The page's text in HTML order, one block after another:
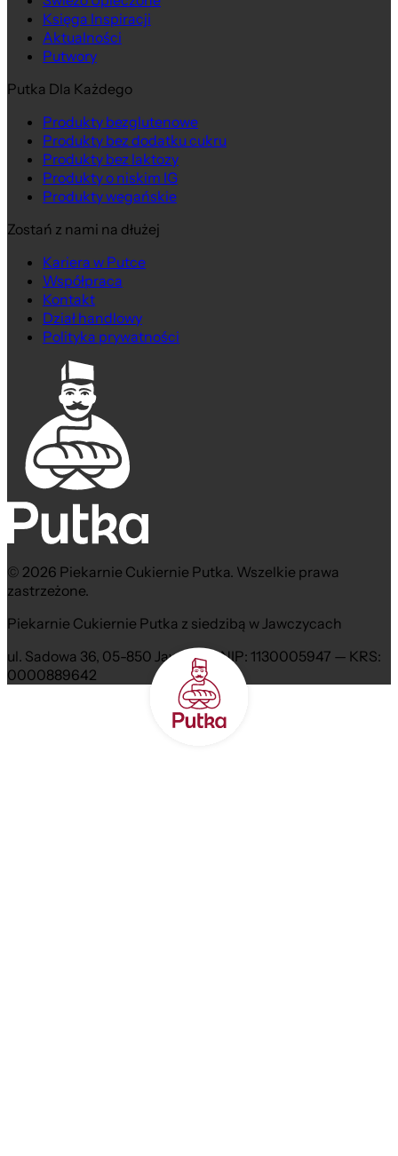
Księga Inspiracji
Aktualności
Putwory
Putka Dla Każdego
Produkty bezglutenowe
Produkty bez dodatku cukru
Produkty bez laktozy
Produkty o niskim IG
Produkty wegańskie
Zostań z nami na dłużej
Kariera w Putce
Współpraca
Kontakt
Dział handlowy
Polityka prywatności
© 2026 Piekarnie Cukiernie Putka. Wszelkie prawa
zastrzeżone.
Piekarnie Cukiernie Putka z siedzibą w Jawczycach
ul. Sadowa 36, 05-850 Jawczyce NIP: 1130005947 — KRS:
0000889642